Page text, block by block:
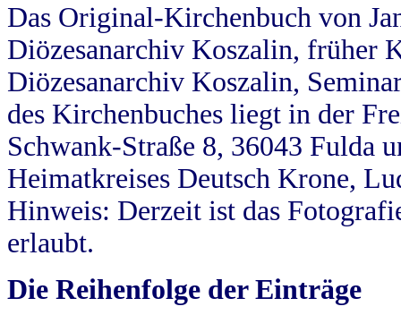
Das Original-Kirchenbuch von
Diözesanarchiv Koszalin, früher
Diözesanarchiv Koszalin,
des Kirchenbuches liegt in der
Schwank-Straße 8, 36043 Fulda
Heimatkreises Deutsch Krone,
Hinweis: Derzeit ist das
erlaubt.
Die Reihenfolge der Einträge